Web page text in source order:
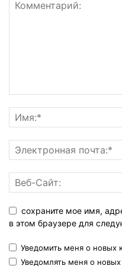
сохраните мое имя,
в этом браузере для
Уведомить меня о новых
Уведомлять меня о новых